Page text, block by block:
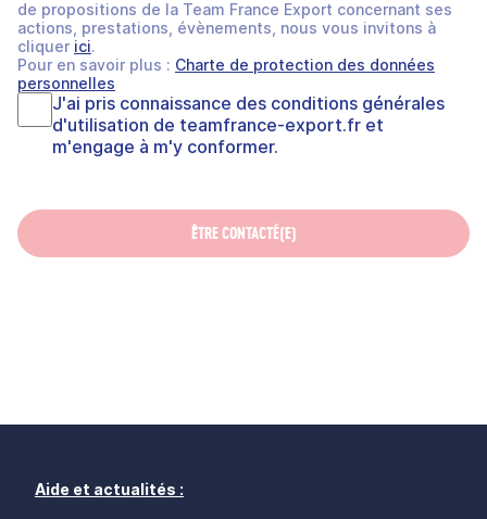
de propositions de la Team France Export concernant ses
actions, prestations, évènements, nous vous invitons à
cliquer ici.
Pour en savoir plus : Charte de protection des données
personnelles
J'ai pris connaissance des conditions générales
d'utilisation de teamfrance-export.fr et
m'engage à m'y conformer.
ÊTRE CONTACTÉ(E)
Aide et actualités :